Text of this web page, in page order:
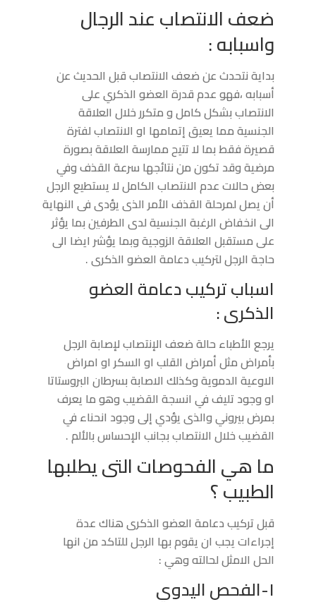
ضعف الانتصاب عند الرجال
واسبابه :
بداية نتحدث عن ضعف الانتصاب قبل الحديث عن
أسبابه ،فهو عدم قدرة العضو الذكري على
الانتصاب بشكل كامل و متكرر خلال العلاقة
الجنسية مما يعيق إتمامها او الانتصاب لفترة
قصيرة فقط بما لا تتيح ممارسة العلاقة بصورة
مرضية وقد تكون من نتائجها سرعة القذف وفي
بعض حالات عدم الانتصاب الكامل لا يستطيع الرجل
أن يصل لمرحلة القذف الأمر الذى يؤدى فى النهاية
الى انخفاض الرغبة الجنسية لدى الطرفين بما يؤثر
على مستقبل العلاقة الزوجية وبما يؤشر ايضا الى
حاجة الرجل لتركيب دعامة العضو الذكرى .
اسباب تركيب دعامة العضو
الذكرى :
يرجع الأطباء حالة ضعف الإنتصاب لإصابة الرجل
بأمراض مثل أمراض القلب او السكر او امراض
الاوعية الدموية وكذلك الاصابة بسرطان البروستاتا
او وجود تليف في انسجة القضيب وهو ما يعرف
بمرض بيروني والذى يؤدي إلى وجود انحناء في
القضيب خلال الانتصاب بجانب الإحساس بالألم .
ما هي الفحوصات التى يطلبها
الطبيب ؟
قبل تركيب دعامة العضو الذكرى هناك عدة
إجراءات يجب ان يقوم بها الرجل للتاكد من انها
الحل الامثل لحالته وهي :
١-الفحص اليدوي